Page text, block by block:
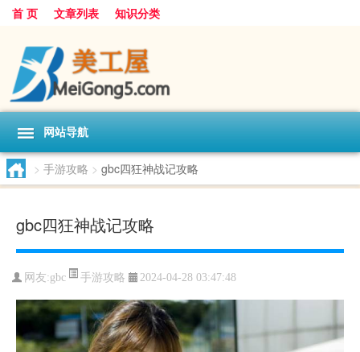
首 页 文章列表 知识分类
网站导航
> 手游攻略 > gbc四狂神战记攻略
gbc四狂神战记攻略
网友:gbc 手游攻略 2024-04-28 03:47:48